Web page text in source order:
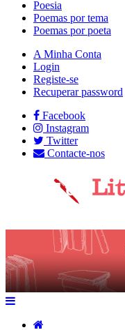
Poesia
Poemas por tema
Poemas por poeta
A Minha Conta
Login
Registe-se
Recuperar password
Facebook
Instagram
Twitter
Contacte-nos